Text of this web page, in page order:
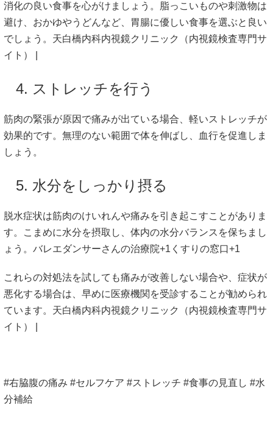
消化の良い食事を心がけ ま しょう。 脂っこい ものや刺激物は
避け、 おかゆやうどんなど、 胃腸に優しい食事を選ぶと 良い
でしょう。 天白橋内科内視鏡クリニック（内視鏡検査専門サ
イト） |
4. ストレッチを行う
筋肉の緊張が原因 で痛みが出ている場合、 軽いストレッチが
効果的です。 無理のない範囲 で体を伸ばし、 血行を促進 しま
しょう。
5. 水分を しっかり 摂る
脱水症状は筋肉のけいれんや痛みを引き起こすこと があり ま
す。
こまめに水分を摂取 し、 体内の水分バランス を保ち ま し
ょう。 バレエダンサーさんの治療院+1 くすりの窓口+1
これらの対処法を試して も痛みが改善しない場合や、 症状が
悪化する場合は、 早めに 医療機関 を受診する こと が勧められ
てい ます。 天白橋内科内視鏡クリニック（内視鏡検査専門サ
イト） |
#右脇腹の痛み #セルフケア #ストレッチ #食事の見直し #水
分補給